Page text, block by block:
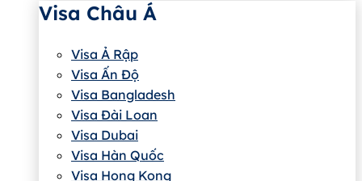
Visa Châu Á
Visa Ả Rập
Visa Ấn Độ
Visa Bangladesh
Visa Đài Loan
Visa Dubai
Visa Hàn Quốc
Visa Hong Kong